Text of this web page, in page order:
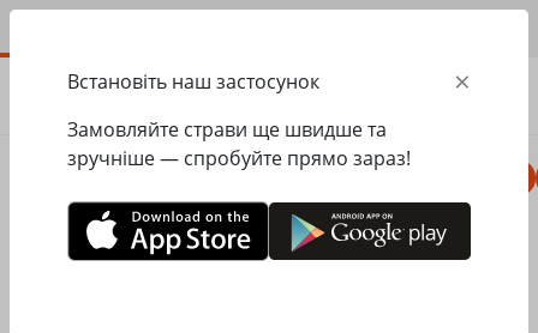
Головна Pesto Cafe Дитяче меню
Встановіть наш застосунок ×
Замовляйте страви ще швидше та
зручніше — спробуйте прямо зараз!